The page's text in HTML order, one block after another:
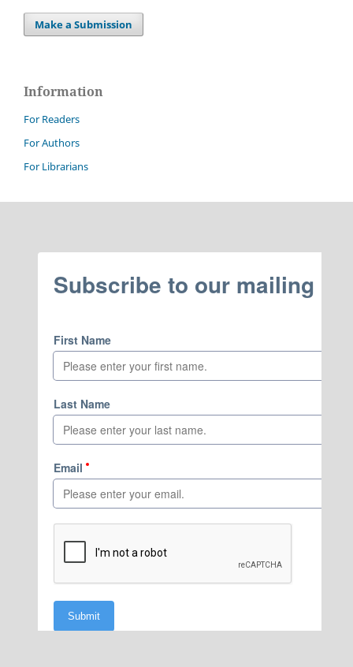
Make a Submission
Information
For Readers
For Authors
For Librarians